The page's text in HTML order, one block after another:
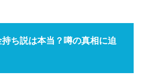
ち説は本当？噂の真相に迫